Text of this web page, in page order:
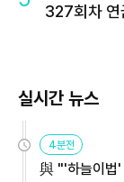
327회차 연
실시간 뉴스
4분전
與 "'하늘이법'